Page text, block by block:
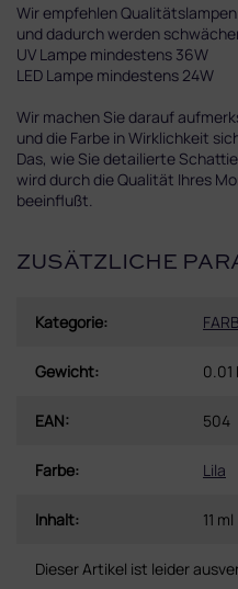
Wir empfehlen
und dadurch werden
UV Lampe mindestens 36W
LED Lampe mindestens 24W
Wir machen Sie darauf
und die Farbe in Wirklichkeit
Das, wie Sie detailierte
wird durch die Qualität Ihres
beeinflußt.
ZUSÄTZLICHE
Kategorie:
Gewicht: 0.01
EAN: 504
Farbe: Lila
Inhalt: 11 ml
Dieser Artikel ist leider